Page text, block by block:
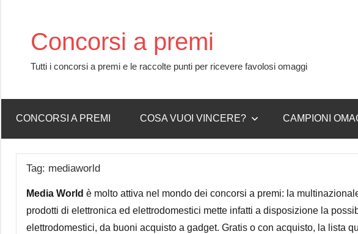
contentConcorsi a premi
Tutti i concorsi a premi e le raccolte punti per ricevere favolosi omaggi
CONCORSI A PREMI COSA VUOI VINCERE? CAMPIONI
Tag: mediaworld
Media World è molto attiva nel mondo dei concorsi a premi: la
prodotti di elettronica ed elettrodomestici mette infatti a disposizione la
elettrodomestici, da buoni acquisto a gadget. Gratis o con acquisto, la lista